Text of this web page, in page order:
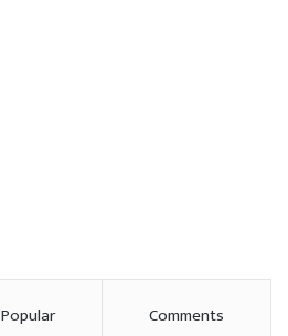
Popular Comments